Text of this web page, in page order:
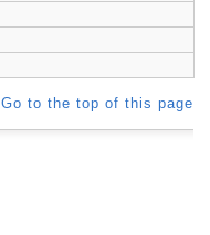
Go to the top of this page